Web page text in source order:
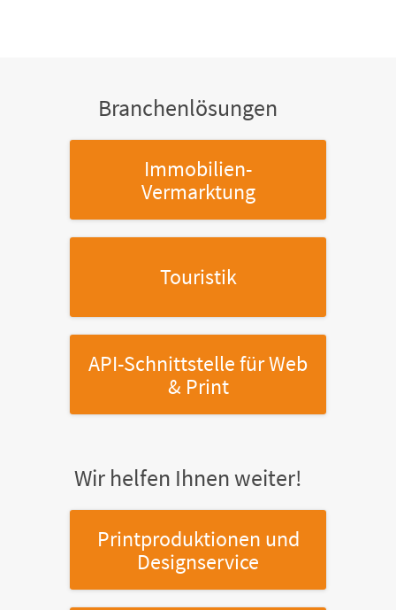
Branchenlösungen
Immobilien-
Vermarktung
Touristik
API-Schnittstellefür Web
& Print
Wir helfen Ihnen weiter!
Printproduktionen und
Designservice